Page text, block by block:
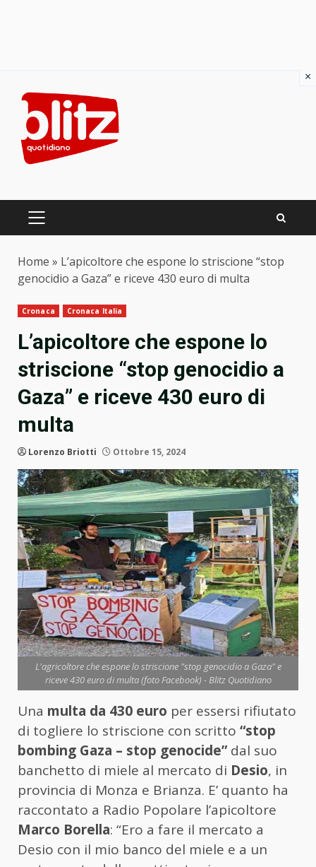
content
PRIMARY
Home » L’apicoltore che espone lo striscione “stop
genocidio a Gaza” e riceve 430 euro di multa
Cronaca Cronaca Italia
L’apicoltore che espone lo
striscione “stop genocidio a
Gaza” e riceve 430 euro di
multa
Lorenzo Briotti Ottobre 15, 2024
L'agricoltore che espone lo striscione "stop genocidio a Gaza" e
riceve 430 euro di multa (foto Facebook) - Blitz Quotidiano
Una multa da 430 euro per essersi rifiutato
di togliere lo striscione con scritto “stop
bombing Gaza – stop genocide”dal suo
banchetto di miele al mercato di Desio, in
provincia di Monza e Brianza. E’ quanto ha
raccontato a Radio Popolare l’apicoltore
Marco Borella: “Ero a fare il mercato a
Desio con il mio banco del miele e a un
×